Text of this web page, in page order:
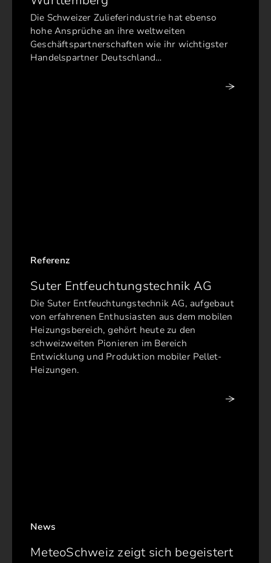
Die Schweizer Zulieferindustrie hat ebenso
hohe Ansprüche an ihre weltweiten
Geschäftspartnerschaften wie ihr wichtigster
Handelspartner Deutschland…
Referenz
Suter Entfeuchtungstechnik AG
Die Suter Entfeuchtungstechnik AG, aufgebaut
von erfahrenen Enthusiasten aus dem mobilen
Heizungsbereich, gehört heute zu den
schweizweiten Pionieren im Bereich
Entwicklung und Produktion mobiler Pellet-
Heizungen.
News
MeteoSchweiz zeigt sich begeistert